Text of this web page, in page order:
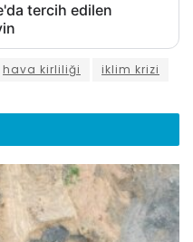
tercih edilen
hava kirliliği iklim krizi